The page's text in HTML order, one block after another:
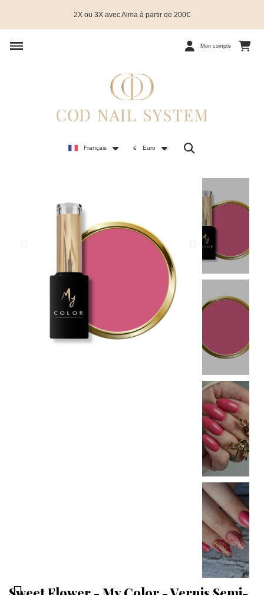
2X ou 3X avec Alma à partir de 200€
Mon compte
Français € Euro